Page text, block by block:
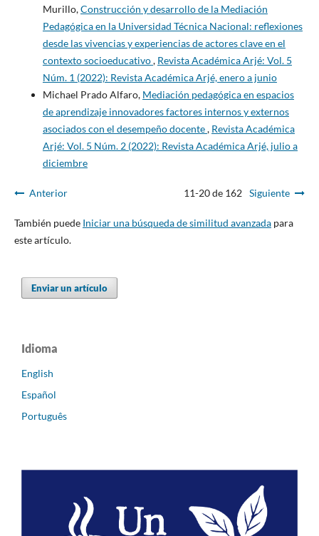
Murillo,Construcción y desarrollo de la Mediación
Pedagógica en la Universidad Técnica Nacional: reflexiones
desde las vivencias y experiencias de actores clave en el
contexto socioeducativo, Revista Académica Arjé: Vol. 5
Núm. 1 (2022): Revista Académica Arjé, enero a junio
Michael Prado Alfaro, Mediación pedagógica en espacios
de aprendizaje innovadores factores internos y externos
asociados con el desempeño docente, Revista Académica
Arjé: Vol. 5 Núm. 2 (2022): Revista Académica Arjé, julio a
diciembre
Anterior 11-20 de 162 Siguiente
También puede Iniciar una búsqueda de similitud avanzadapara
este artículo.
Enviar un artículo
Idioma
English
Español
Português